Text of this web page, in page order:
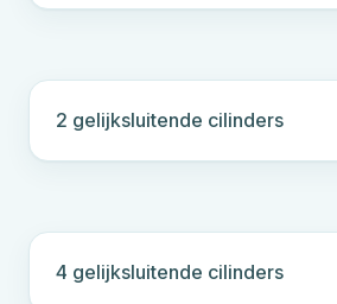
2 gelijksluitende cilinders
4 gelijksluitende cilinders